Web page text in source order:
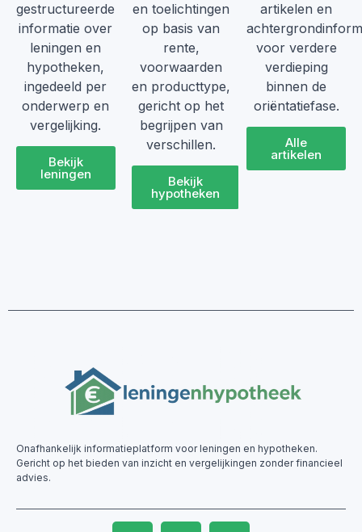
gestructureerde
informatie over
leningen en
hypotheken,
ingedeeld per
onderwerp en
vergelijking.
Bekijk
leningen
en toelichtingen
op basis van
rente,
voorwaarden
en producttype,
gericht op het
begrijpen van
verschillen.
Bekijk
hypotheken
artikelen en
voor verdere
verdieping
binnen de
oriëntatiefase.
Alle
artikelen
Onafhankelijk informatieplatform voor leningen en hypotheken.
Gericht op het bieden van inzicht en vergelijkingen zonder financieel
advies.